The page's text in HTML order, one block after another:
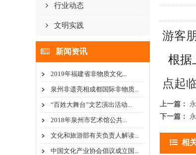
行业动态
文明实践
新闻资讯
2019年福建省非物质文化...
泉州非遗亮相成都国际非物质...
“百姓大舞台”文艺演出活动...
2018年泉州市艺术馆公共...
文化和旅游部有关负责人解读...
中国文化产业协会倡议成立国...
游客
根据
点起
上一篇：
下一篇：
相